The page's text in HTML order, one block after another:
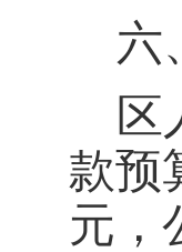
六
区
款预
元，